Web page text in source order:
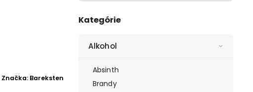
Kategórie
Alkohol
Absinth
Brandy
Značka: Bareksten